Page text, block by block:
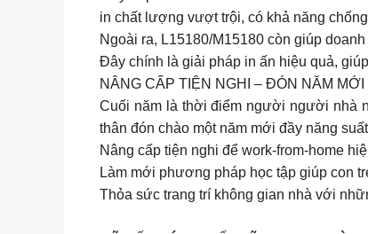
in chất lượng vượt trội, có khả năng
Ngoài ra, L15180/M15180 còn giúp
Đây chính là giải pháp in ấn hiệu quả,
NÂNG CẤP TIỆN NGHI – ĐÓN NĂM
Cuối năm là thời điểm người người nhà
thân đón chào một năm mới đầy năng
Nâng cấp tiện nghi để work-from-home
Làm mới phương pháp học tập giúp con
Thỏa sức trang trí không gian nhà với